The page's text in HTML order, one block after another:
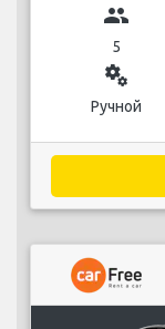
group
5
miscellaneous_services
Ручной